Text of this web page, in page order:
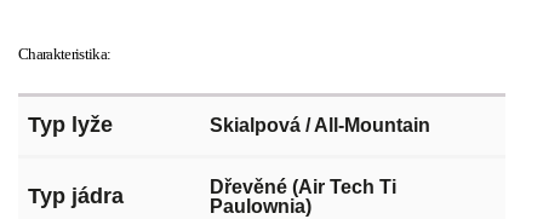
Charakteristika:
Typ lyže Skialpová / All-Mountain
Typ jádra
Dřevěné (Air Tech Ti
Paulownia)